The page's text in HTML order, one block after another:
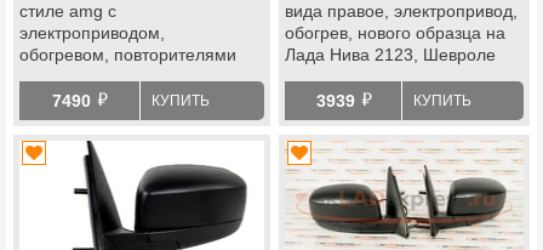
стиле amg с
электроприводом,
обогревом, повторителями
на Шевроле Нива, Лада Нива
Тревел
7490 й КУПИТЬ
вида правое, электропривод,
обогрев, нового образца на
Лада Нива 2123, Шевроле
3939 й КУПИТЬ